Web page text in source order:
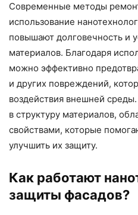
Современные методы
использование
повышают долговечность и
материалов. Благодаря
можно эффективно
и других повреждений,
воздействия внешней
в структуру материалов,
свойствами, которые
улучшить их защиту.
Как работают
защиты фасадов?